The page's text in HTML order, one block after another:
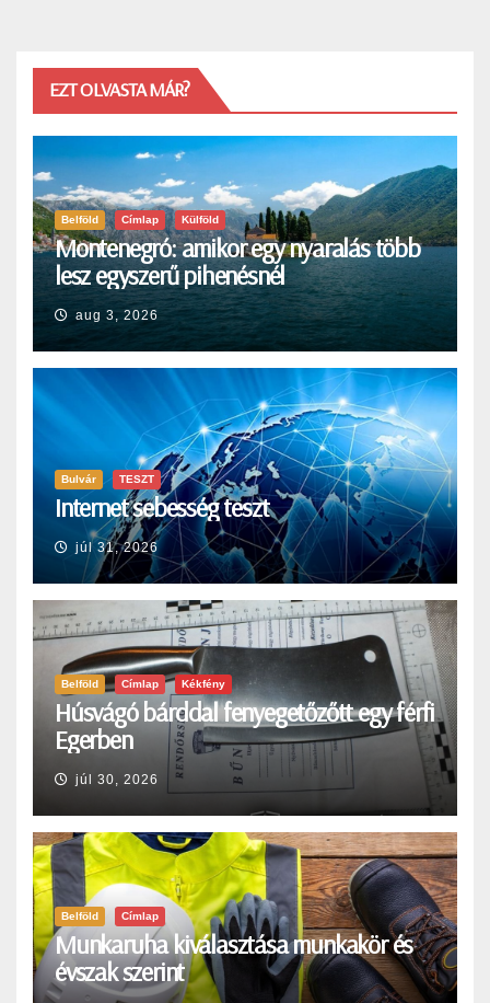
EZT OLVASTA MÁR?
Belföld Címlap Külföld
Montenegró: amikor egy nyaralás több
lesz egyszerű pihenésnél
aug 3, 2026
Bulvár TESZT
Internet sebesség teszt
júl 31, 2026
Belföld Címlap Kékfény
Húsvágó bárddal fenyegetőzőtt egy férfi
Egerben
júl 30, 2026
Belföld Címlap
Munkaruha kiválasztása munkakör és
évszak szerint